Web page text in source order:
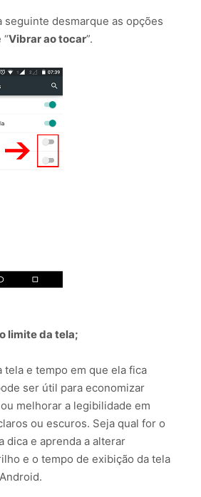
seguinte desmarque as opções
“Vibrar ao tocar”.
limite da tela;⠀
tela e tempo em que ela fica
ser útil para economizar
melhorar a legibilidade em
ou escuros. Seja qual for o
dica e aprenda a alterar
e o tempo de exibição da tela